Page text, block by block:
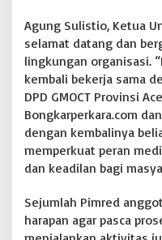
Agung Sulistio, Ketua
selamat datang dan
lingkungan organisasi.
kembali bekerja sama
DPD GMOCT Provinsi
Bongkarperkara.com
dengan kembalinya
memperkuat peran
dan keadilan bagi
Sejumlah Pimred
harapan agar pasca